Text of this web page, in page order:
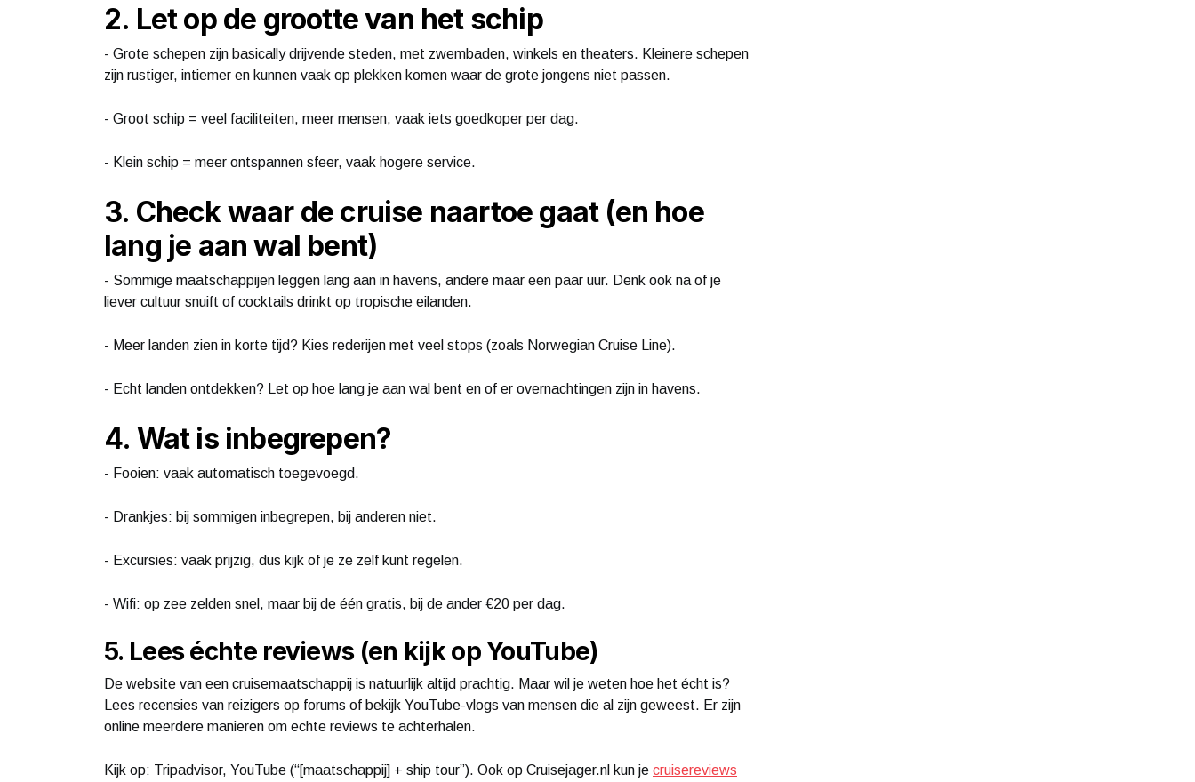
2. Let op de grootte van het schip
- Grote schepen zijn basically drijvende steden, met zwembaden, winkels en theaters. Kleinere schepen
zijn rustiger, intiemer en kunnen vaak op plekken komen waar de grote jongens niet passen.
- Groot schip = veel faciliteiten, meer mensen, vaak iets goedkoper per dag.
- Klein schip = meer ontspannen sfeer, vaak hogere service.
3. Check waar de cruise naartoe gaat (en hoe
lang je aan wal bent)
- Sommige maatschappijen leggen lang aan in havens, andere maar een paar uur. Denk ook na of je
liever cultuur snuift of cocktails drinkt op tropische eilanden.
- Meer landen zien in korte tijd? Kies rederijen met veel stops (zoals Norwegian Cruise Line).
- Echt landen ontdekken? Let op hoe lang je aan wal bent en of er overnachtingen zijn in havens.
4. Wat is inbegrepen?
- Fooien: vaak automatisch toegevoegd.
- Drankjes: bij sommigen inbegrepen, bij anderen niet.
- Excursies: vaak prijzig, dus kijk of je ze zelf kunt regelen.
- Wifi: op zee zelden snel, maar bij de één gratis, bij de ander €20 per dag.
5. Lees échte reviews (en kijk op YouTube)
De website van een cruisemaatschappij is natuurlijk altijd prachtig. Maar wil je weten hoe het écht is?
Lees recensies van reizigers op forums of bekijk YouTube-vlogs van mensen die al zijn geweest. Er zijn
online meerdere manieren om echte reviews te achterhalen.
Kijk op: Tripadvisor, YouTube (“[maatschappij] + ship tour”). Ook op Cruisejager.nl kun je cruisereviews